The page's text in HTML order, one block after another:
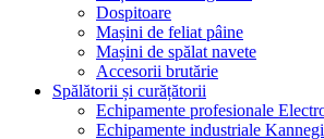
Dospitoare
Mașini de feliat pâine
Mașini de spălat navete
Accesorii brutărie
Spălătorii și curățătorii
Echipamente profesionale
Echipamente industriale